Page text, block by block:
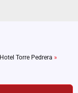
Hotel Torre Pedrera »